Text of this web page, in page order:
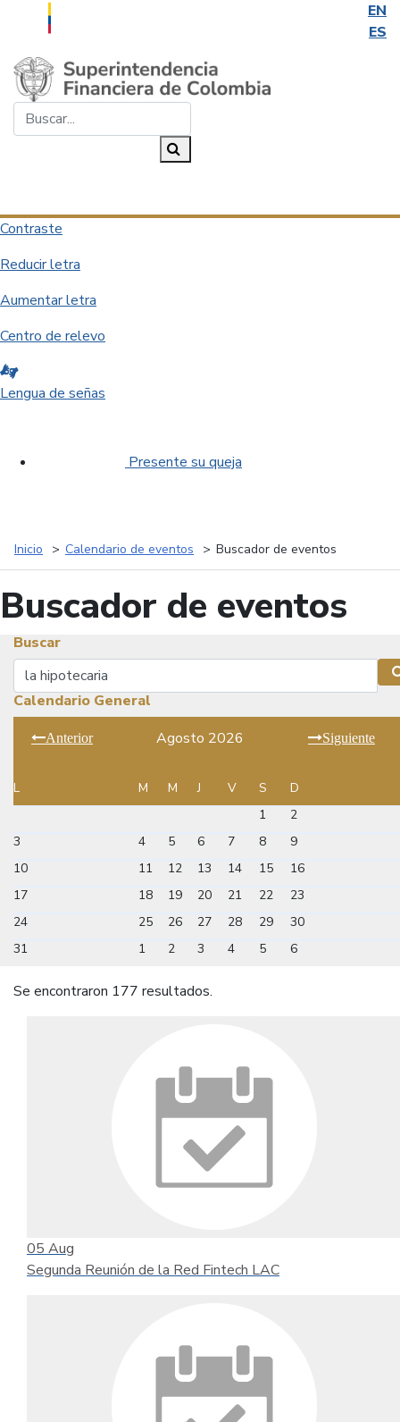
EN
ES
Saltar al contenido principal
Contraste
Reducir letra
Aumentar letra
Centro de relevo
Lengua de señas
Presente su queja
Inicio Calendario de eventos Buscador de eventos
Buscador de eventos
Buscar
Buscar
Calendario General
Anterior Agosto 2026 Siguiente
L M M J V S
D
1
2
3
4 5 6 7 8
9
10
11 12 13 14 15
16
17
18 19 20 21 22
23
24
25 26 27 28 29
30
31
1 2 3 4 5 6
Se encontraron 177 resultados.
05 Aug
Segunda Reunión de la Red Fintech LAC